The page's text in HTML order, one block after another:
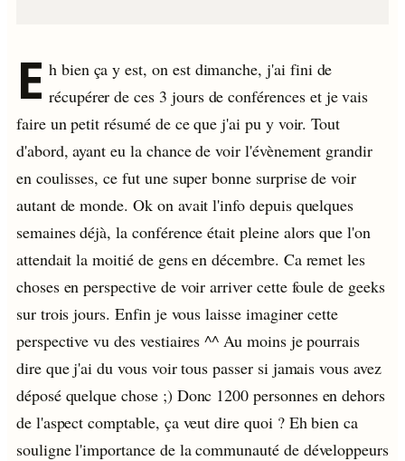
E h bien ça y est, on est dimanche, j'ai fini de
récupérer de ces 3 jours de conférences et je vais
faire un petit résumé de ce que j'ai pu y voir. Tout
d'abord, ayant eu la chance de voir l'évènement grandir
en coulisses, ce fut une super bonne surprise de voir
autant de monde. Ok on avait l'info depuis quelques
semaines déjà, la conférence était pleine alors que l'on
attendait la moitié de gens en décembre. Ca remet les
choses en perspective de voir arriver cette foule de geeks
sur trois jours. Enfin je vous laisse imaginer cette
perspective vu des vestiaires ^^ Au moins je pourrais
dire que j'ai du vous voir tous passer si jamais vous avez
déposé quelque chose ;) Donc 1200 personnes en dehors
de l'aspect comptable, ça veut dire quoi ? Eh bien ca
souligne l'importance de la communauté de développeurs